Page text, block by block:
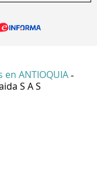
en ANTIOQUIA -
S A S